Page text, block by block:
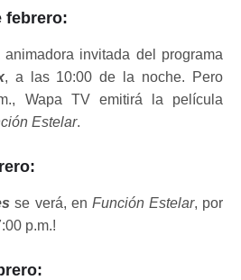
febrero:
invitada del programa
, a las 10:00 de la noche. Pero
Wapa TV emitirá la película
Estelar.
se verá, en Función Estelar, por
p.m.!